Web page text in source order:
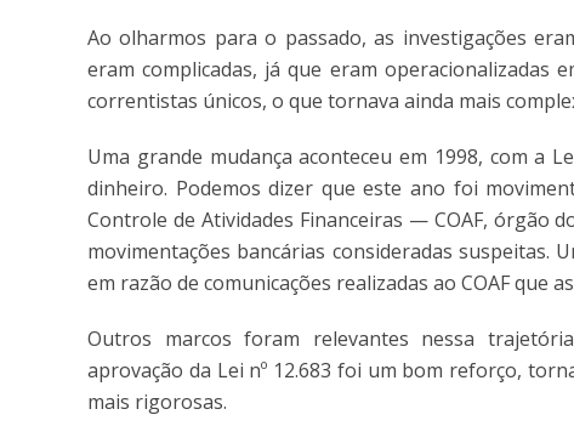
Ao olharmos para o passado, as investigações
eram complicadas, já que eram operacionalizadas
correntistas únicos, o que tornava ainda mais
Uma grande mudança aconteceu em 1998, com a
dinheiro. Podemos dizer que este ano foi
Controle de Atividades Financeiras — COAF, órgão
movimentações bancárias consideradas suspeitas.
em razão de comunicações realizadas ao COAF que
Outros marcos foram relevantes nessa
aprovação da Lei nº 12.683 foi um bom reforço,
mais rigorosas.